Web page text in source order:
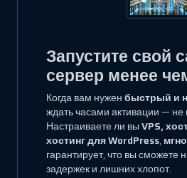
Запустите свой
сервер менее
Когда вам нуженбыстрый и
ждать часами активации — не
Настраиваете ли выVPS,
хостинг для WordPress,
гарантирует, что вы сможете
задержек и лишних хлопот.